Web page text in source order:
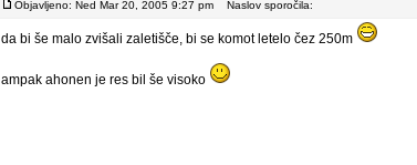
Objavljeno: Ned Mar 20, 2005 9:27 pm Naslov sporočila:
da bi še malo zvišali zaletišče, bi se komot letelo čez 250m
ampak ahonen je res bil še visoko